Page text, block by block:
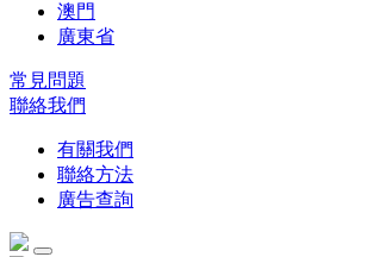
澳門
廣東省
常見問題
聯絡我們
有關我們
聯絡方法
廣告查詢